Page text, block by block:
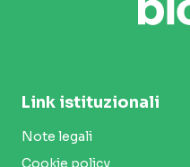
Link istituzionali
Note legali
Cookie policy